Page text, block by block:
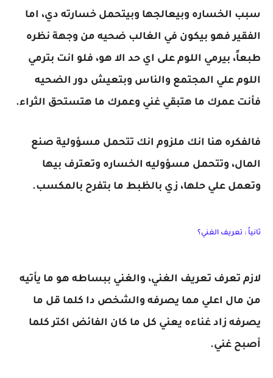
سبب الخساره وبيعالجها وبيتحمل خسارته دي، اما
الفقير فهو بيكون في الغالب ضحيه من وجهة نظره
طبعاً، بيرمي اللوم على اي حد الا هو، فلو انت بترمي
اللوم علي المجتمع والناس وبتعيش دور الضحيه
فأنت عمرك ما هتبقي غني وعمرك ما هتستحق الثراء.
فالفكره هنا انك ملزوم انك تتحمل مسؤولية صنع
المال، وتتحمل مسؤوليه الخساره وتعترف بيها
وتعمل علي حلها، زي بالظبط ما بتفرح بالمكسب.
ثانياً : تعريف الغني؟
لازم تعرف تعريف الغني، والغني ببساطه هو ما يأتيه
من مال اعلي مما يصرفه والشخص دا كلما قل ما
يصرفه زاد غناءه يعني كل ما كان الفائض اكتر كلما
أصبح غني.